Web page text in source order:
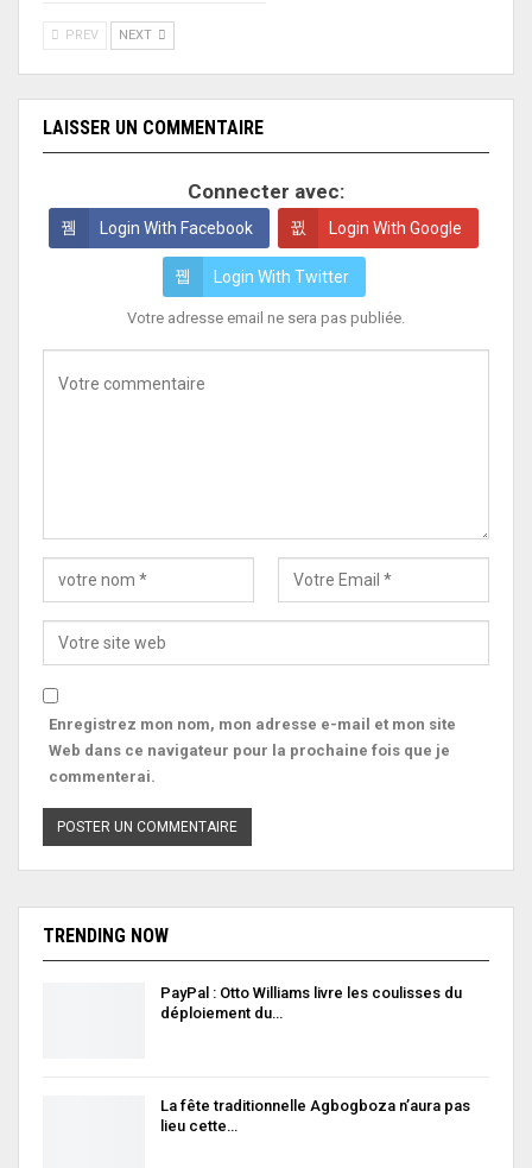
PREV NEXT
LAISSER UN COMMENTAIRE
Connecter avec:
Login With Facebook Login With Google
Login With Twitter
Votre adresse email ne sera pas publiée.
Enregistrez mon nom, mon adresse e-mail et mon site
Web dans ce navigateur pour la prochaine fois que je
commenterai.
TRENDING NOW
PayPal : Otto Williams livre les coulisses du
déploiement du…
La fête traditionnelle Agbogboza n’aura pas
lieu cette…